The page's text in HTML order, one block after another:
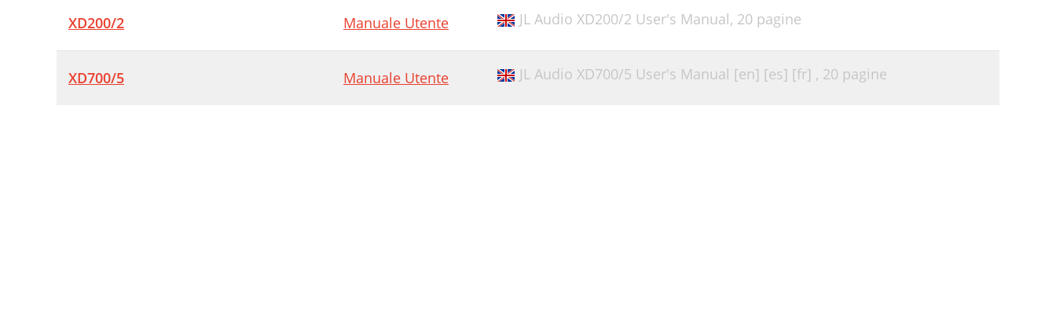
XD200/2 Manuale Utente JL Audio XD200/2 User's Manual, 20 pagine
XD700/5 Manuale Utente JL Audio XD700/5 User's Manual [en] [es] [fr] , 20 pagine